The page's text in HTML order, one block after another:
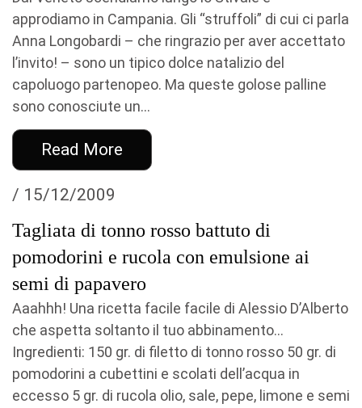
approdiamo in Campania. Gli “struffoli” di cui ci parla
Anna Longobardi – che ringrazio per aver accettato
l’invito! – sono un tipico dolce natalizio del
capoluogo partenopeo. Ma queste golose palline
sono conosciute un...
Read More
/ 15/12/2009
Tagliata di tonno rosso battuto di
pomodorini e rucola con emulsione ai
semi di papavero
Aaahhh! Una ricetta facile facile di Alessio D’Alberto
che aspetta soltanto il tuo abbinamento…
Ingredienti: 150 gr. di filetto di tonno rosso 50 gr. di
pomodorini a cubettini e scolati dell’acqua in
eccesso 5 gr. di rucola olio, sale, pepe, limone e semi